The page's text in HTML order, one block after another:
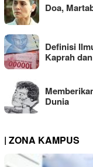
Doa,
Definisi
Kaprah
Dunia
| ZONA KAMPUS